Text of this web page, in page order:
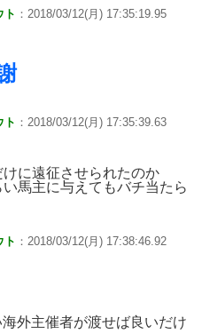
ト ：2018/03/12(月) 17:35:19.95
ト ：2018/03/12(月) 17:35:39.63
に遠征させられたのか
馬主に与えてもバチ当たら
ト ：2018/03/12(月) 17:38:46.92
外主催者が渡せば良いだけ